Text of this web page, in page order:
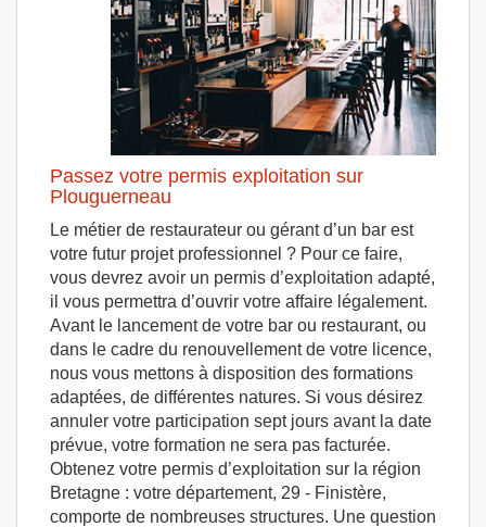
Passez votre permis exploitation sur
Plouguerneau
Le métier de restaurateur ou gérant d’un bar est
votre futur projet professionnel ? Pour ce faire,
vous devrez avoir un permis d’exploitation adapté,
il vous permettra d’ouvrir votre affaire légalement.
Avant le lancement de votre bar ou restaurant, ou
dans le cadre du renouvellement de votre licence,
nous vous mettons à disposition des formations
adaptées, de différentes natures. Si vous désirez
annuler votre participation sept jours avant la date
prévue, votre formation ne sera pas facturée.
Obtenez votre permis d’exploitation sur la région
Bretagne : votre département, 29 - Finistère,
comporte de nombreuses structures. Une question